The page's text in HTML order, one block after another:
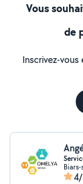
Vous
de
Inscrivez-